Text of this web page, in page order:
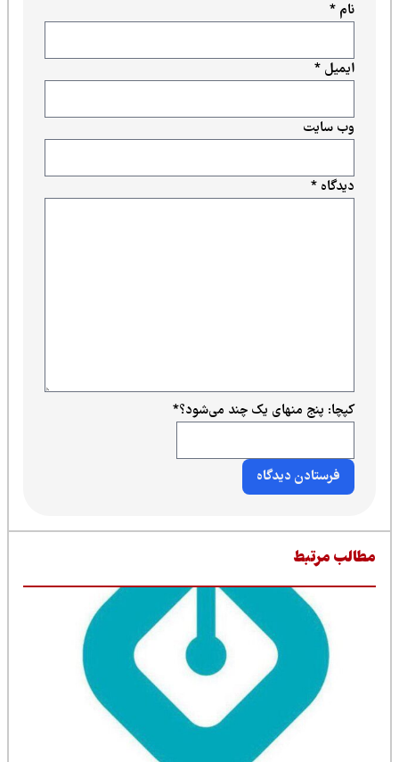
دیدگاه*
ایمیل*
وب‌ سایت
کپچا: پنج منهای یک چند می‌شود؟*
مرتبط